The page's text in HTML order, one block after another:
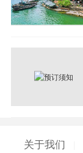
关于我们